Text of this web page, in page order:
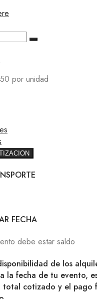
por unidad
FECHA
debe estar saldo
de los
la fecha de tu evento,
total cotizado y el pago